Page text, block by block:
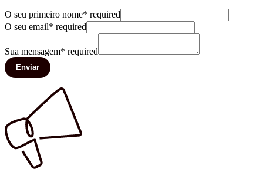
O seu primeiro nome* required
O seu email* required
Sua mensagem* required
Enviar